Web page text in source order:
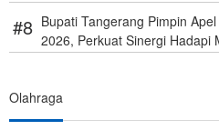
Bupati Tangerang Pimpin
2026, Perkuat Sinergi Hadapi
Olahraga